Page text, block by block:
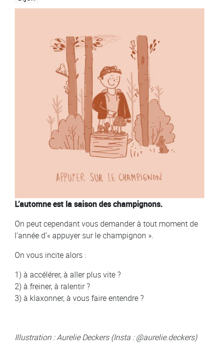
L’automne est la saison des champignons.
On peut cependant vous demander à tout moment de
l’année d’« appuyer sur le champignon ».
On vous incite alors :
1) à accélérer, à aller plus vite ?
2) à freiner, à ralentir ?
3) à klaxonner, à vous faire entendre ?
Illustration : Aurelie Deckers (Insta : @aurelie.deckers)